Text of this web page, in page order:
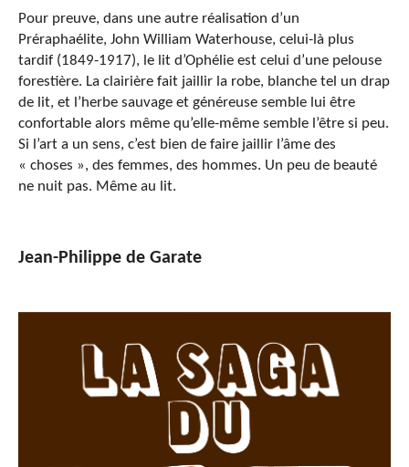
Pour preuve, dans une autre réalisation d’un
Préraphaélite, John William Waterhouse, celui-là plus
tardif (1849-1917), le lit d’Ophélie est celui d’une pelouse
forestière. La clairière fait jaillir la robe, blanche tel un drap
de lit, et l’herbe sauvage et généreuse semble lui être
confortable alors même qu’elle-même semble l’être si peu.
Si l’art a un sens, c’est bien de faire jaillir l’âme des
« choses », des femmes, des hommes. Un peu de beauté
ne nuit pas. Même au lit.
Jean-Philippe de Garate